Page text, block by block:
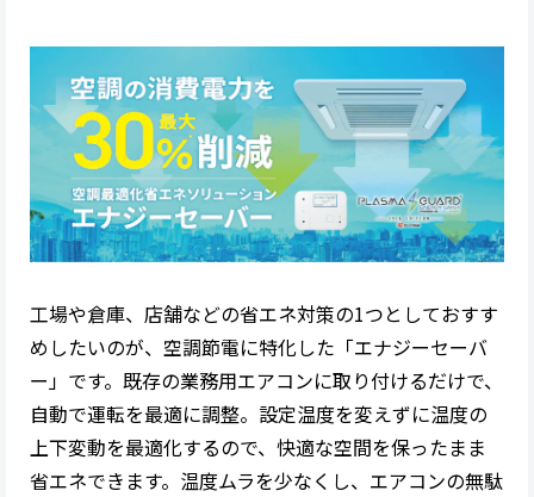
工場や倉庫、店舗などの省エネ対策の1つとしておすす
めしたいのが、空調節電に特化した「エナジーセーバ
ー」です。既存の業務用エアコンに取り付けるだけで、
自動で運転を最適に調整。設定温度を変えずに温度の
上下変動を最適化するので、快適な空間を保ったまま
省エネできます。温度ムラを少なくし、エアコンの無駄